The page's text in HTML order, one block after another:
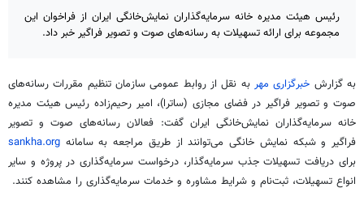
رئیس هیئت مدیره خانه سرمایه‌گذاران نمایش‌خانگی ایران از فراخوان این
مجموعه برای ارائه تسهیلات به رسانه‌های صوت و تصویر فراگیر خبر داد.
به گزارش خبرگزاری مهر به نقل از روابط عمومی سازمان تنظیم مقررات رسانه‌های
صوت و تصویر فراگیر در فضای مجازی (ساترا)، امیر رحیم‌زاده رئیس هیئت مدیره
خانه سرمایه‌گذاران نمایش‌خانگی ایران گفت: فعالان رسانه‌های صوت و تصویر
فراگیر و شبکه نمایش خانگی می‌توانند از طریق مراجعه به سامانه
برای دریافت تسهیلات جذب سرمایه‌گذار، درخواست سرمایه‌گذاری در پروژه و سایر
انواع تسهیلات، ثبت‌نام و شرایط مشاوره و خدمات سرمایه‌گذاری را مشاهده کنند.